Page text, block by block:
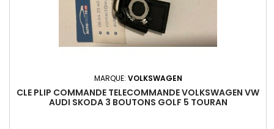
MARQUE: VOLKSWAGEN
CLE PLIP COMMANDE TELECOMMANDE VOLKSWAGEN VW
AUDI SKODA 3 BOUTONS GOLF 5 TOURAN